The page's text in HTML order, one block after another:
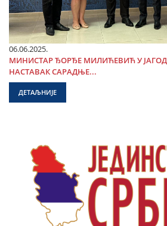
06.06.2025.
МИНИСТАР ЂОРЂЕ МИЛИЋЕВИЋ У
НАСТАВАК САРАДЊЕ...
ДЕТАЉНИЈЕ